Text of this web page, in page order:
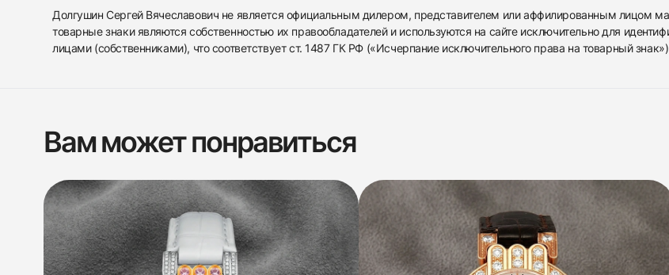
Долгушин Сергей Вячеславович не является официальным дилером, представителем или аффилированным лицом
товарные знаки являются собственностью их правообладателей и используются на сайте исключительно для
лицами (собственниками), что соответствует ст. 1487 ГК РФ («Исчерпание исключительного права на товарный
Вам может понравиться